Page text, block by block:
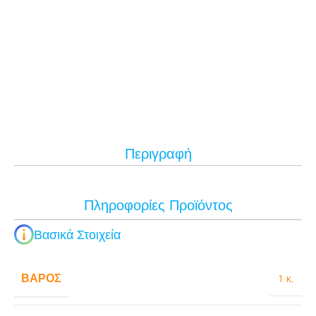
Περιγραφή
Πληροφορίες Προϊόντος
Βασικά Στοιχεία
ΒΆΡΟΣ 1 κ.